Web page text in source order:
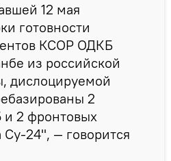
12 мая
готовности
КСОР ОДКБ
из российской
дислоцируемой
2
и 2 фронтовых
24", — говорится